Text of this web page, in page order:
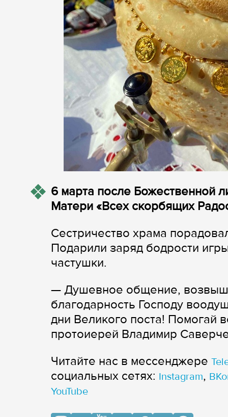
6 марта после Божественной
Матери «Всех скорбящих
Сестричество храма
Подарили заряд бодрости
частушки.
— Душевное общение,
благодарность Господу
дни Великого поста! Помогай
протоиерей Владимир
Читайте нас в мессенджере
cоциальных сетях: Instagram,
YouTube